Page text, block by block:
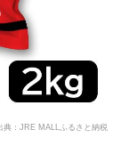
典：JRE MALLふるさと納税